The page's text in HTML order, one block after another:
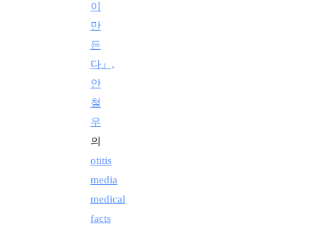
이
만
든
다』,
안
철
우
의
otitis
media
medical
facts